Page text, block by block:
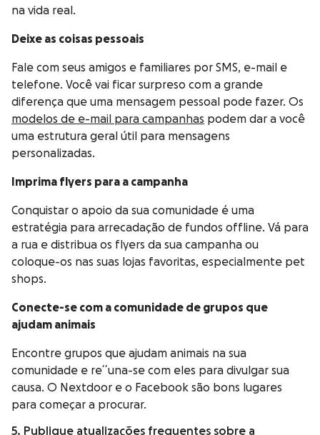
na vida real.
Deixe as coisas pessoais
Fale com seus amigos e familiares por SMS, e-mail e
telefone. Você vai ficar surpreso com a grande
diferença que uma mensagem pessoal pode fazer. Os
modelos de e-mail para campanhas podem dar a você
uma estrutura geral útil para mensagens
personalizadas.
Imprima flyers para a campanha
Conquistar o apoio da sua comunidade é uma
estratégia para arrecadação de fundos offline. Vá para
a rua e distribua os flyers da sua campanha ou
coloque-os nas suas lojas favoritas, especialmente pet
shops.
Conecte-se com a comunidade de grupos que
ajudam animais
Encontre grupos que ajudam animais na sua
comunidade e re´´una-se com eles para divulgar sua
causa. O Nextdoor e o Facebook são bons lugares
para começar a procurar.
5. Publique atualizações frequentes sobre a